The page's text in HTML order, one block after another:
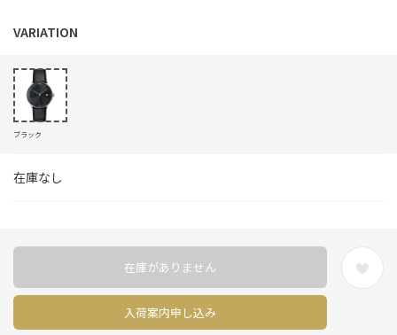
在庫なし
ブラック
入荷案内申し込み
在庫がありません